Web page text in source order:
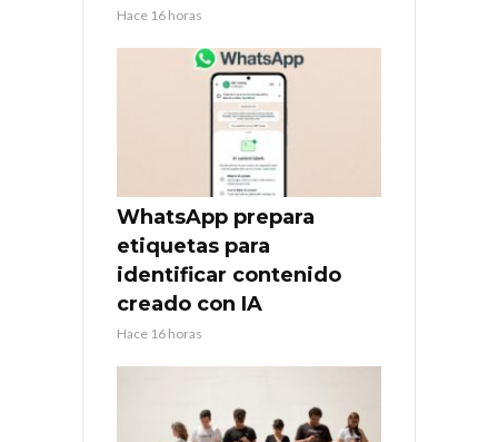
Hace 16 horas
WhatsApp prepara
etiquetas para
identificar contenido
creado con IA
Hace 16 horas